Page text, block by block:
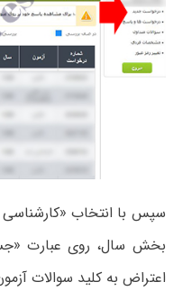
بخش سال، روی عبارت
اعتراض به کلید سوالات